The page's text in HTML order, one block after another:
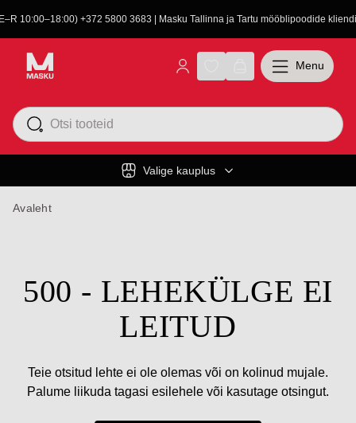
10:00–18:00) +372 5800 3683 | Masku Tallinna ja Tartu mööblipoodide
Valige kauplus
Menu
Avaleht
500 - LEHEKÜLGE EI
LEITUD
Teie otsitud lehte ei ole olemas või on kolinud mujale.
Palume liikuda tagasi esilehele või kasutage otsingut.